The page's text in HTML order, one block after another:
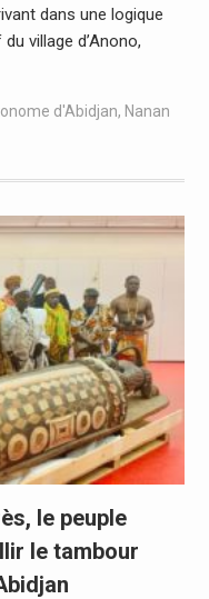
dans une logique
village d’Anono,
d'Abidjan, Nanan
le peuple
le tambour